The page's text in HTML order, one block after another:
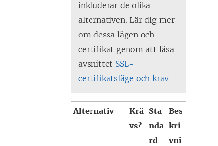
inkluderar de olika
alternativen. Lär dig mer
om dessa lägen och
certifikat genom att läsa
avsnittet SSL-
certifikatsläge och krav
Alternativ
Krä
vs?
Sta
nda
rd
Bes
kri
vni